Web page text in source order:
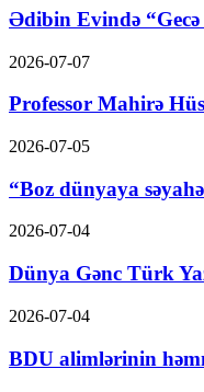
Ədibin Evində
2026-07-07
Professor Mahirə
2026-07-05
“Boz dünyaya
2026-07-04
Dünya Gənc Türk
2026-07-04
BDU alimlərinin